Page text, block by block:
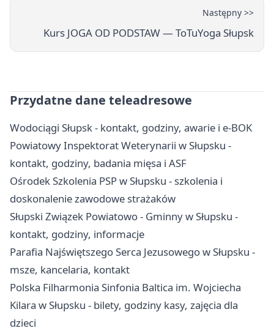
Następny >>
Kurs JOGA OD PODSTAW — ToTuYoga Słupsk
Przydatne dane teleadresowe
Wodociągi Słupsk - kontakt, godziny, awarie i e-BOK
Powiatowy Inspektorat Weterynarii w Słupsku -
kontakt, godziny, badania mięsa i ASF
Ośrodek Szkolenia PSP w Słupsku - szkolenia i
doskonalenie zawodowe strażaków
Słupski Związek Powiatowo - Gminny w Słupsku -
kontakt, godziny, informacje
Parafia Najświętszego Serca Jezusowego w Słupsku -
msze, kancelaria, kontakt
Polska Filharmonia Sinfonia Baltica im. Wojciecha
Kilara w Słupsku - bilety, godziny kasy, zajęcia dla
dzieci